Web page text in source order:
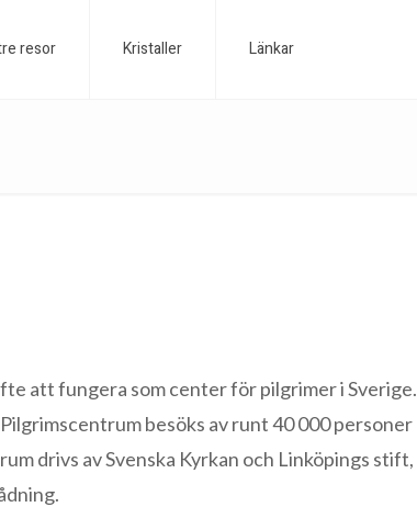
resor Kristaller Länkar
att fungera som center för pilgrimer i Sverige.
besöks av runt 40 000 personer
drivs av Svenska Kyrkan och Linköpings stift,